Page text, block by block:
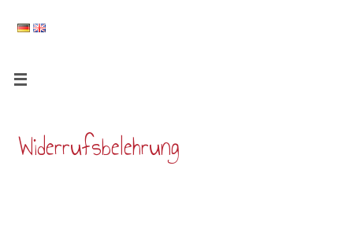
Widerrufsbelehrung